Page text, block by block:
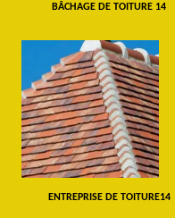
BÂCHAGE DE TOITURE 14
ENTREPRISE DE TOITURE14